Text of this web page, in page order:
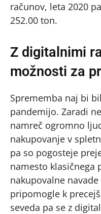
računov, leta 2020
252.00 ton.
Z digitalnimi
možnosti za
Sprememba naj bi
pandemijo. Zaradi
namreč ogromno
nakupovanje v
pa so pogosteje
namesto klasičnega
nakupovalne
pripomogle k
seveda pa se z